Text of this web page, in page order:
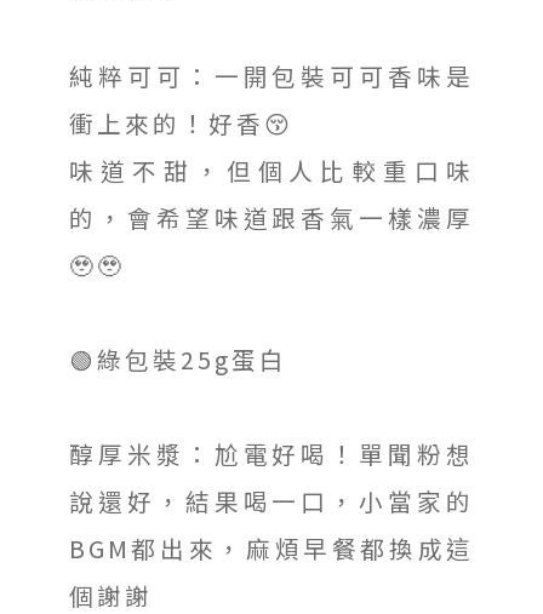
純粹可可：一開包裝可可香味是
衝上來的！好香😚
味道不甜，但個人比較重口味
的，會希望味道跟香氣一樣濃厚
🥹🥹
🟢綠包裝25g蛋白
醇厚米漿：尬電好喝！單聞粉想
說還好，結果喝一口，小當家的
BGM都出來，麻煩早餐都換成這
個謝謝